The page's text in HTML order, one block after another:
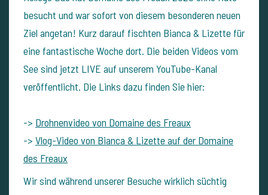
besucht und war sofort von diesem besonderen neuen
Ziel angetan! Kurz darauf fischten Bianca & Lizette für
eine fantastische Woche dort. Die beiden Videos vom
See sind jetzt LIVE auf unserem YouTube-Kanal
veröffentlicht. Die Links dazu finden Sie hier:
-> Drohnenvideo von Domaine des Freaux
-> Vlog-Video von Bianca & Lizette auf der Domaine
des Freaux
Wir sind während unserer Besuche wirklich süchtig